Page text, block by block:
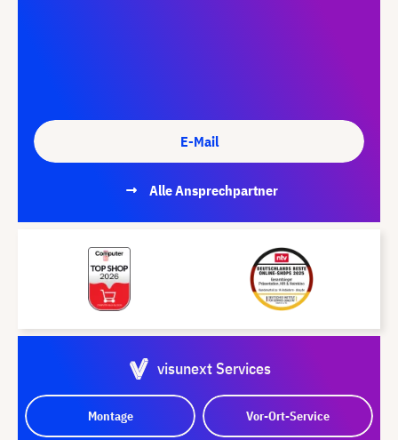
E-Mail
Alle Ansprechpartner
visunext Services
Montage Vor-Ort-Service